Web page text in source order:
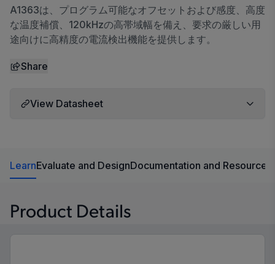
A1363は、プログラム可能なオフセットおよび感度、高度
な温度補償、120kHzの高帯域幅を備え、要求の厳しい用
途向けに高精度の電流検出機能を提供します。
Share
View Datasheet
LearnEvaluate and DesignDocumentation and Resources
Product Details